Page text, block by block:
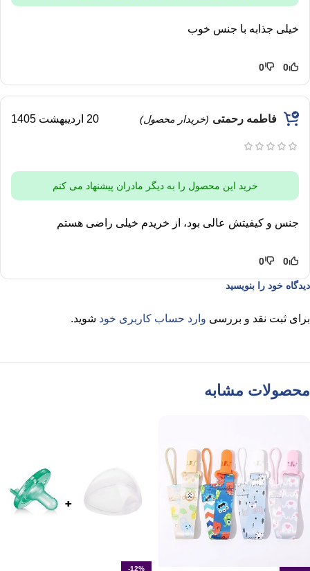
خیلی جذابه با جنس خوب
0
0
فاطمه رحمتی (خریدار محصول) 20 اردیبهشت 1405
خرید این محصول را به دیگر مادران پیشنهاد می کنم
جنس و کیفیتش عالی بود، از خریدم خیلی راضی هستم
0
0
دیدگاه خود را بنویسید
برای ثبت نقد و بررسی وارد حساب کاربری خود شوید.
محصولات مشابه
-12%